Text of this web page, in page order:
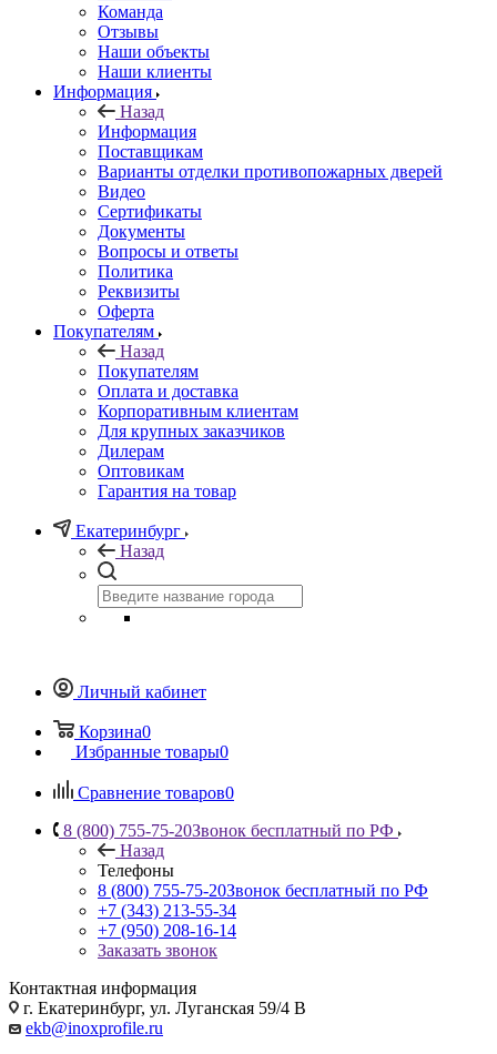
Команда
Отзывы
Наши объекты
Наши клиенты
Информация
Назад
Информация
Поставщикам
Варианты отделки противопожарных дверей
Видео
Сертификаты
Документы
Вопросы и ответы
Политика
Реквизиты
Оферта
Покупателям
Назад
Покупателям
Оплата и доставка
Корпоративным клиентам
Для крупных заказчиков
Дилерам
Оптовикам
Гарантия на товар
Екатеринбург
Назад
Личный кабинет
Корзина0
Избранные товары0
Сравнение товаров0
8 (800) 755-75-20Звонок бесплатный по РФ
Назад
Телефоны
8 (800) 755-75-20Звонок бесплатный по РФ
+7 (343) 213-55-34
+7 (950) 208-16-14
Заказать звонок
Контактная информация
г. Екатеринбург, ул. Луганская 59/4 В
ekb@inoxprofile.ru